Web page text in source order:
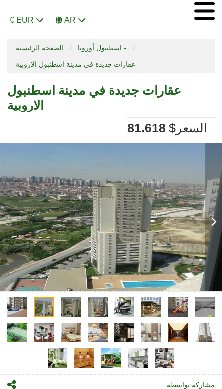
€ EUR AR
الصفحة الرئيسية اسطنبول أوروبا -
عقارات جديدة في مدينة اسطنبول الاروبية
عقارات جديدة في مدينة اسطنبول
الاروبية
السعر
81.618 $
مشاركة بواسطة